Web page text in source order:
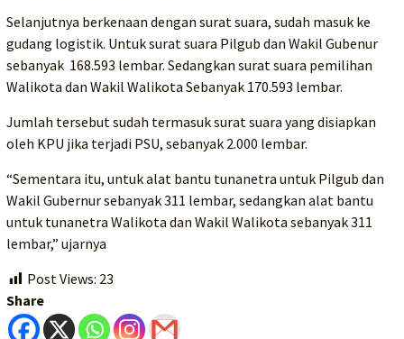
Selanjutnya berkenaan dengan surat suara, sudah masuk ke
gudang logistik. Untuk surat suara Pilgub dan Wakil Gubenur
sebanyak 168.593 lembar. Sedangkan surat suara pemilihan
Walikota dan Wakil Walikota Sebanyak 170.593 lembar.
Jumlah tersebut sudah termasuk surat suara yang disiapkan
oleh KPU jika terjadi PSU, sebanyak 2.000 lembar.
“Sementara itu, untuk alat bantu tunanetra untuk Pilgub dan
Wakil Gubernur sebanyak 311 lembar, sedangkan alat bantu
untuk tunanetra Walikota dan Wakil Walikota sebanyak 311
lembar,” ujarnya
Post Views: 23
Share